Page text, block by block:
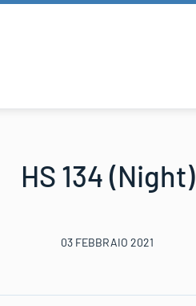
HS 134 (Night)
03 FEBBRAIO 2021